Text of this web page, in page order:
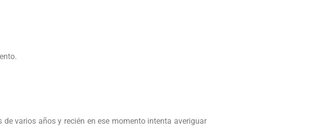
varios años y recién en ese momento intenta averiguar